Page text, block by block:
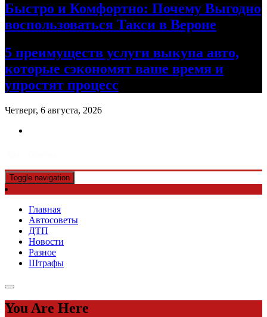
Быстро и Комфортно: Почему Выгодно
воспользоваться Такси в Вероне
5 преимуществ услуги выкупа авто,
которые сэкономят ваше время и
упростят процесс
Четверг, 6 августа, 2026
Toggle navigation
Главная
Автосоветы
ДТП
Новости
Разное
Штрафы
You Are Here